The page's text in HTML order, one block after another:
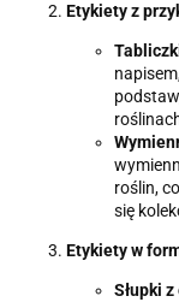
Etykiety z
roślin,
się
Etykiety w
Słupki